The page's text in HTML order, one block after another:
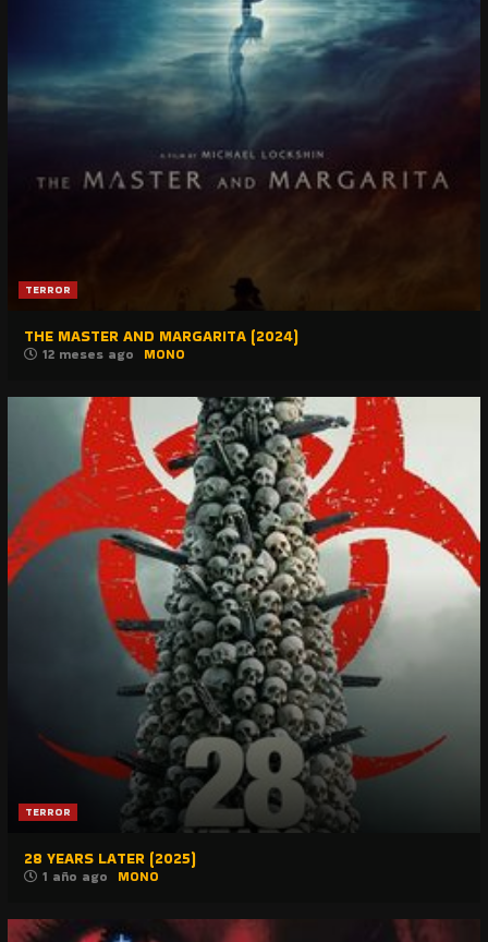
TERROR
THE MASTER AND MARGARITA (2024)
12 meses ago MONO
TERROR
28 YEARS LATER (2025)
1 año ago MONO